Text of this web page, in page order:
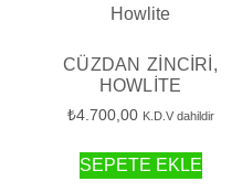
CÜZDAN ZINCIRI,
HOWLITE
₺4.700,00 K.D.V dahildir
SEPETE EKLE